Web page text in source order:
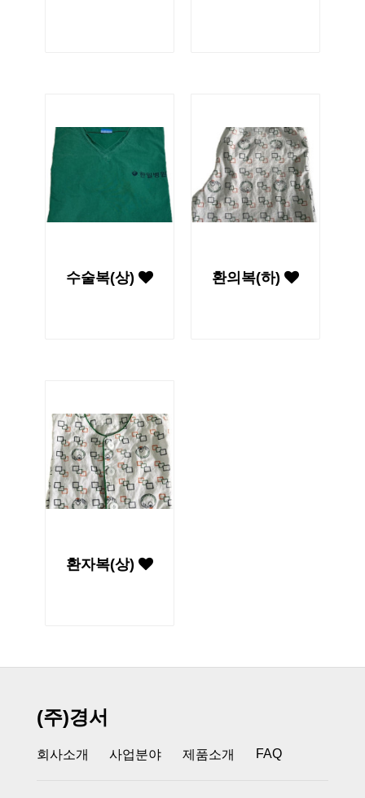
수술복(상) 환의복(하)
환자복(상)
(주)경서
회사소개 사업분야 제품소개 FAQ